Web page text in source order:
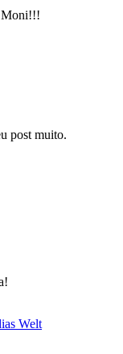
Moni!!!
post muito.
Welt